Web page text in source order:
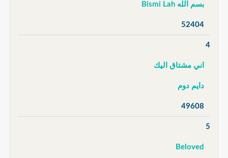
بسم الله Bismi Lah
52404
4
اني مشتاق اليك
دايم دوم
49608
5
Beloved